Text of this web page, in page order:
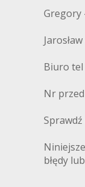
Gregory
Jarosław
Biuro tel
Nr
błędy